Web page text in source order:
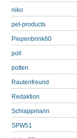
niko
pet-products
Piepenbrink60
poll
potten
Rautenfreund
Redaktion
Schlappmann
SPW51